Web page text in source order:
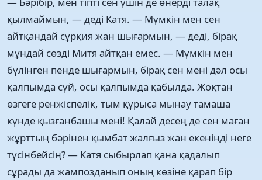
қылмаймын, — деді Катя. — Мүмкін мен сен
айтқандай сұрқия жан шығармын, — деді, бірақ
мұндай сөзді Митя айтқан емес. — Мүмкін мен
бүлінген пенде шығармын, бірақ сен мені дәл осы
қалпымда сүй, осы қалпымда қабылда. Жоқтан
өзгеге ренжіспелік, тым құрыса мынау тамаша
күнде қызғанбашы мені! Қалай десең де сен маған
жұрттың бәрінен қымбат жалғыз жан екеніңді неге
түсінбейсің? — Катя сыбырлап қана қадалып
сұрады да жампозданып оның көзіне қарап бір